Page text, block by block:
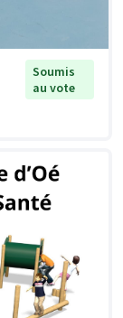
Soumis
au vote